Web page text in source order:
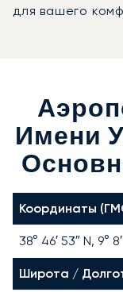
для вашего
Имени
Координаты
38° 46′ 53″ N, 9°
Широта /